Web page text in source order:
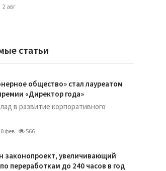
2 авг
статьи
общество» стал лауреатом
«Директор года»
в развитие корпоративного
фев 566
законопроект, увеличивающий
переработкам до 240 часов в год